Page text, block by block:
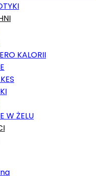
KALORII
W ŻELU